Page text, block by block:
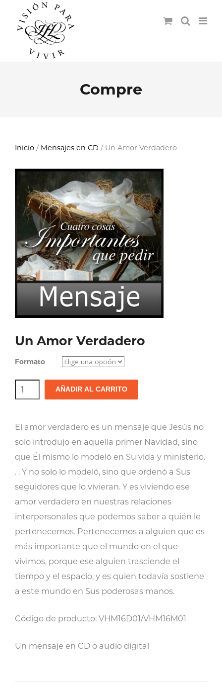
Compre
Inicio / Mensajes en CD / Un Amor Verdadero
Un Amor Verdadero
Formato
Un
Amor
AÑADIR AL CARRITO
El amor verdadero es un mensaje que Jesús no
solo introdujo en aquella primer Navidad, sino
que Él mismo lo modeló en Su vida y ministerio.
. . Y no solo lo modeló, sino que ordenó a Sus
seguidores que lo vivieran. Y es viviendo ese
amor verdadero en nuestras relaciones
interpersonales que podemos saber a quién le
pertenecemos. Pertenecemos a alguien que es
más importante que el mundo en el que
vivimos, porque ese alguien trasciende el
tiempo y el espacio, y es quien todavía sostiene
a este mundo en Sus poderosas manos.
Código de producto: VHM16D01/VHM16M01
Un mensaje en CD o audio digital